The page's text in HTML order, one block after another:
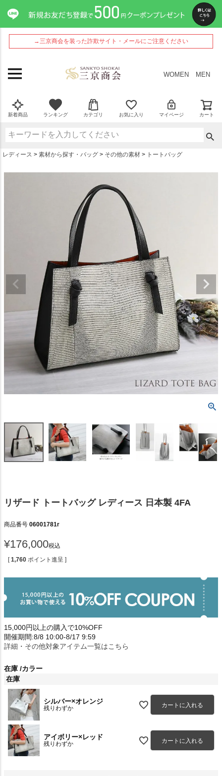
→三京商会を装った詐欺サイト・メールにご注意ください
WOMEN MEN
新着商品 ランキング カテゴリ お気に入り マイページ カート
レディース 素材から探す・バッグ その他の素材 トートバッグ
リザード トートバッグ レディース 日本製 4FA
商品番号 06001781r
¥176,000税込
[ 1,760 ポイント進呈 ]
15,000円以上の購入で10%OFF
開催期間:8/8 10:00-8/17 9:59
詳細・その他対象アイテム一覧はこちら
在庫 カラー
在庫
シルバー×オレンジ
残りわずか カートに入れる
アイボリー×レッド
残りわずか カートに入れる
ペー
ジト
ップ
へ